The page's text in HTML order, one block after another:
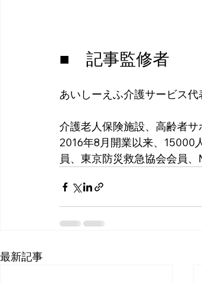
■　記事監修者
あいしーえふ介護サービス代
介護老人保険施設、高齢者
2016年8月開業以来、15000
員、東京防災救急協会会員
最新記事